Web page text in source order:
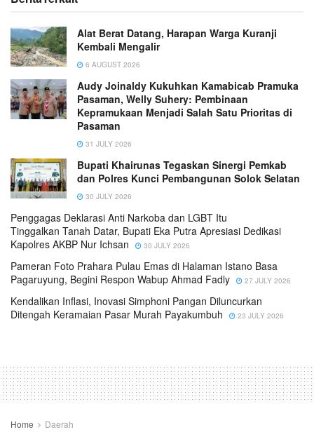
Alat Berat Datang, Harapan Warga Kuranji
Kembali Mengalir
6 AUGUST 2026
Audy Joinaldy Kukuhkan Kamabicab Pramuka
Pasaman, Welly Suhery: Pembinaan
Kepramukaan Menjadi Salah Satu Prioritas di
Pasaman
31 JULY 2026
Bupati Khairunas Tegaskan Sinergi Pemkab
dan Polres Kunci Pembangunan Solok Selatan
30 JULY 2026
Penggagas Deklarasi Anti Narkoba dan LGBT Itu
Tinggalkan Tanah Datar, Bupati Eka Putra Apresiasi Dedikasi
Kapolres AKBP Nur Ichsan
30 JULY 2026
Pameran Foto Prahara Pulau Emas di Halaman Istano Basa
Pagaruyung, Begini Respon Wabup Ahmad Fadly
27 JULY 2026
Kendalikan Inflasi, Inovasi Simphoni Pangan Diluncurkan
Ditengah Keramaian Pasar Murah Payakumbuh
23 JULY 2026
Home Daerah